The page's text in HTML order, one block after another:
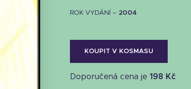
ROK VYDÁNÍ – 2004
KOUPIT V KOSMASU
Doporučená cena je 198 Kč